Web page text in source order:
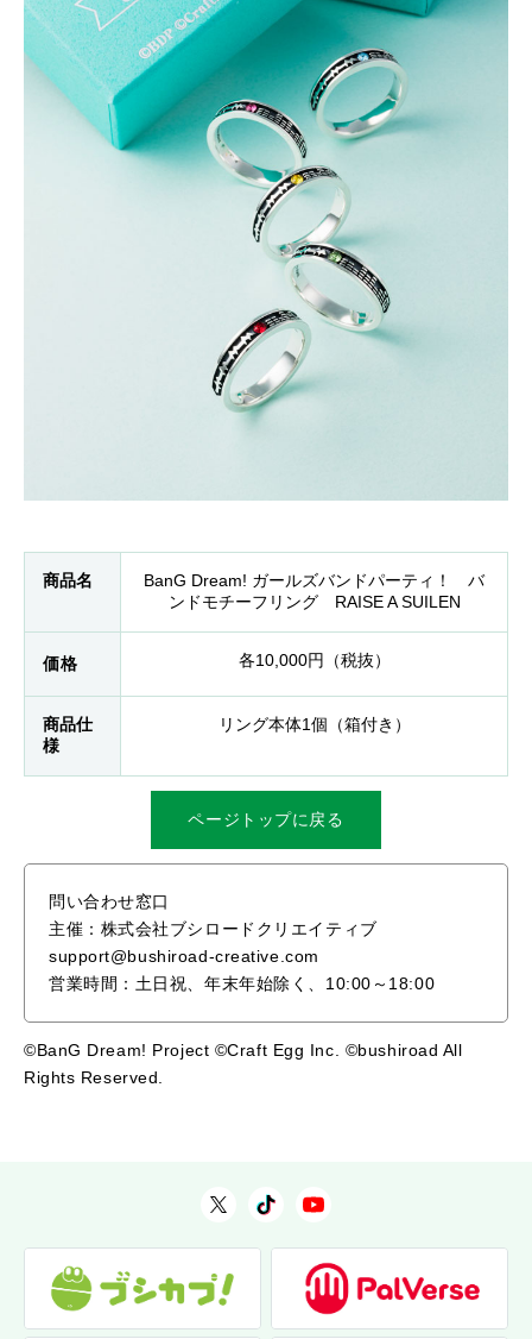
商品名
BanG Dream! ガールズバンドパーティ！ バ
ンドモチーフリング RAISE A SUILEN
価格 各10,000円（税抜）
商品仕
様
リング本体1個（箱付き）
ページトップに戻る
問い合わせ窓口
主催：株式会社ブシロードクリエイティブ
support@bushiroad-creative.com
営業時間：土日祝、年末年始除く、10:00～18:00
©BanG Dream! Project ©Craft Egg Inc. ©bushiroad All
Rights Reserved.